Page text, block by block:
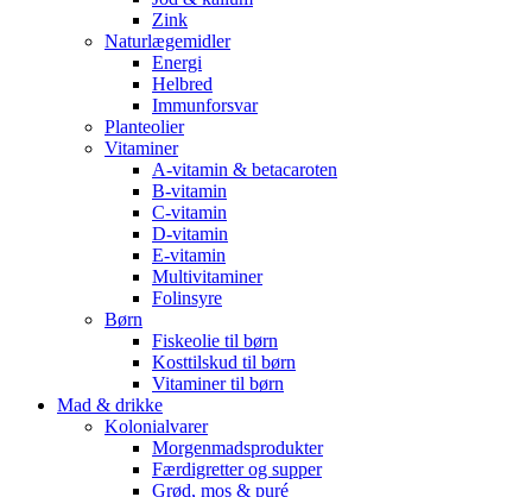
Zink
Naturlægemidler
Energi
Helbred
Immunforsvar
Planteolier
Vitaminer
A-vitamin & betacaroten
B-vitamin
C-vitamin
D-vitamin
E-vitamin
Multivitaminer
Folinsyre
Børn
Fiskeolie til børn
Kosttilskud til børn
Vitaminer til børn
Mad & drikke
Kolonialvarer
Morgenmadsprodukter
Færdigretter og supper
Grød, mos & puré